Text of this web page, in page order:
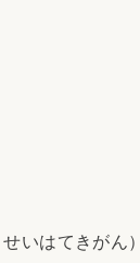
いはてきがん）